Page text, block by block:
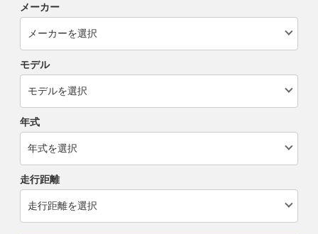
メーカー
モデル
年式
走行距離